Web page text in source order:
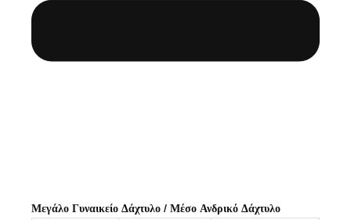
Μεγάλο Γυναικείο Δάχτυλο / Μέσο Ανδρικό Δάχτυλο